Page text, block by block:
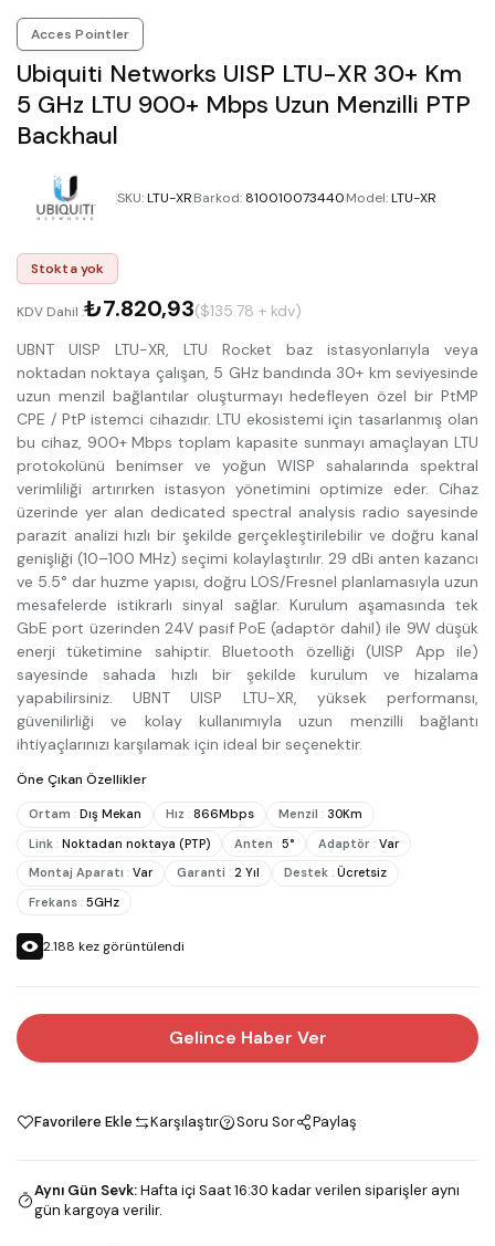
Acces Pointler
Ubiquiti Networks UISP LTU-XR 30+ Km
5 GHz LTU 900+ Mbps Uzun Menzilli PTP
Backhaul
SKU:LTU-XRBarkod: 810010073440Model:LTU-XR
Stokta yok
KDV Dahil :₺7.820,93($135.78 + kdv)
UBNT UISP LTU-XR, LTU Rocket baz istasyonlarıyla veya
noktadan noktaya çalışan, 5 GHz bandında 30+ km seviyesinde
uzun menzil bağlantılar oluşturmayı hedefleyen özel bir PtMP
CPE / PtP istemci cihazıdır. LTU ekosistemi için tasarlanmış olan
bu cihaz, 900+ Mbps toplam kapasite sunmayı amaçlayan LTU
protokolünü benimser ve yoğun WISP sahalarında spektral
verimliliği artırırken istasyon yönetimini optimize eder. Cihaz
üzerinde yer alan dedicated spectral analysis radio sayesinde
parazit analizi hızlı bir şekilde gerçekleştirilebilir ve doğru kanal
genişliği (10–100 MHz) seçimi kolaylaştırılır. 29 dBi anten kazancı
ve 5.5° dar huzme yapısı, doğru LOS/Fresnel planlamasıyla uzun
mesafelerde istikrarlı sinyal sağlar. Kurulum aşamasında tek
GbE port üzerinden 24V pasif PoE (adaptör dahil) ile 9W düşük
enerji tüketimine sahiptir. Bluetooth özelliği (UISP App ile)
sayesinde sahada hızlı bir şekilde kurulum ve hizalama
yapabilirsiniz. UBNT UISP LTU-XR, yüksek performansı,
güvenilirliği ve kolay kullanımıyla uzun menzilli bağlantı
ihtiyaçlarınızı karşılamak için ideal bir seçenektir.
Öne Çıkan Özellikler
Ortam : Dış Mekan Hız : 866Mbps Menzil : 30Km
Link : Noktadan noktaya (PTP) Anten : 5° Adaptör : Var
Montaj Aparatı : Var Garanti : 2 Yıl Destek : Ücretsiz
Frekans : 5GHz
2.188 kez görüntülendi
Gelince Haber Ver
Favorilere Ekle Karşılaştır Soru Sor Paylaş
Aynı Gün Sevk:Hafta içi Saat 16:30 kadar verilen siparişler aynı
gün kargoya verilir.